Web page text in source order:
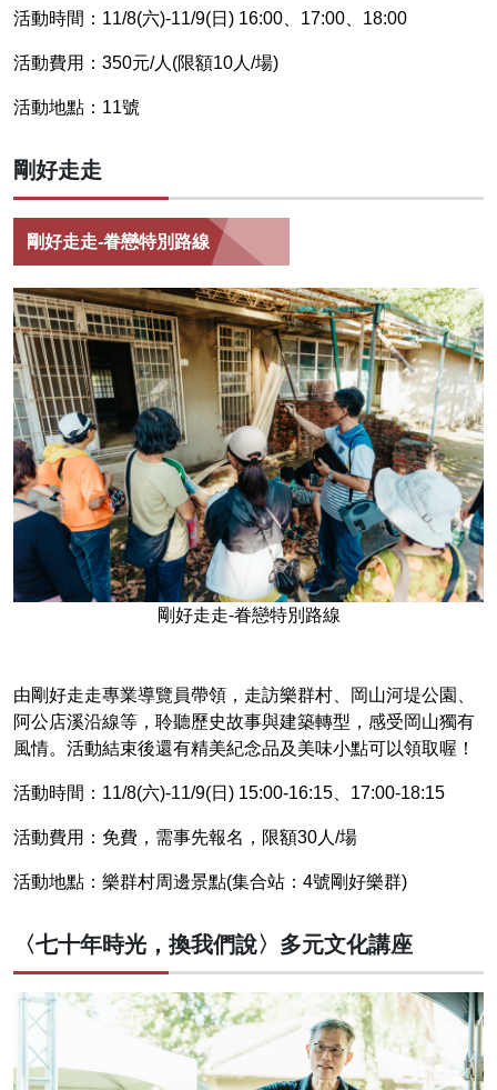
活動時間：11/8(六)-11/9(日) 16:00、17:00、18:00
活動費用：350元/人(限額10人/場)
活動地點：11號
剛好走走
剛好走走-眷戀特別路線
剛好走走-眷戀特別路線
由剛好走走專業導覽員帶領，走訪樂群村、岡山河堤公園、
阿公店溪沿線等，聆聽歷史故事與建築轉型，感受岡山獨有
風情。活動結束後還有精美紀念品及美味小點可以領取喔！
活動時間：11/8(六)-11/9(日) 15:00-16:15、17:00-18:15
活動費用：免費，需事先報名，限額30人/場
活動地點：樂群村周邊景點(集合站：4號剛好樂群)
〈七十年時光，換我們說〉多元文化講座